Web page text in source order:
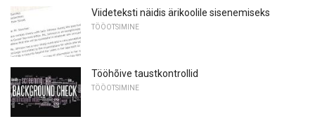
Viideteksti näidis ärikoolile sisenemiseks
TÖÖOTSIMINE
Tööhõive taustkontrollid
TÖÖOTSIMINE